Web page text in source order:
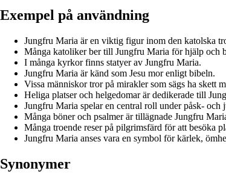
Exempel på användning
Jungfru Maria är en viktig figur inom den katolska
Många katoliker ber till Jungfru Maria för hjälp och
I många kyrkor finns statyer av Jungfru Maria.
Jungfru Maria är känd som Jesu mor enligt bibeln.
Vissa människor tror på mirakler som sägs ha skett
Heliga platser och helgedomar är dedikerade till
Jungfru Maria spelar en central roll under påsk- och
Många böner och psalmer är tillägnade Jungfru
Många troende reser på pilgrimsfärd för att besöka
Jungfru Maria anses vara en symbol för kärlek,
Synonymer